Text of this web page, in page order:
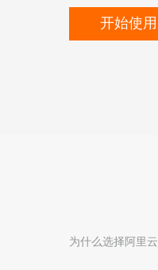
开始使用
为什么选择阿里云